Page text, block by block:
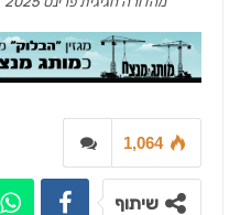
1,064
שיתוף